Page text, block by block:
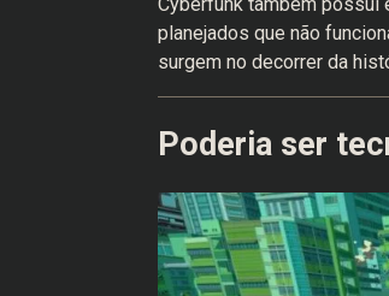
planejados que não
surgem no decorrer da
Poderia ser